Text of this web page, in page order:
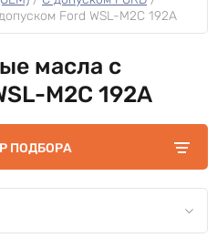
Ford WSL-M2C 192A
масла с
M2C 192A
ПОДБОРА